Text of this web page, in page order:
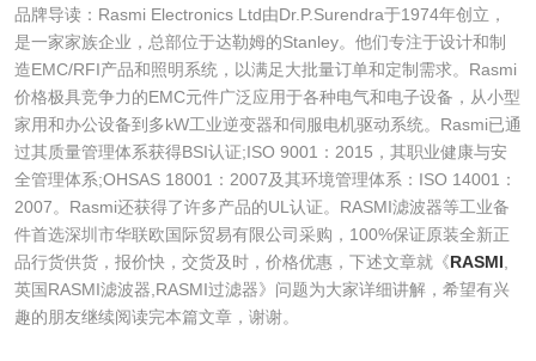
品牌导读：Rasmi Electronics Ltd由Dr.P.Surendra于1974年创立，
是一家家族企业，总部位于达勒姆的Stanley。他们专注于设计和制
造EMC/RFI产品和照明系统，以满足大批量订单和定制需求。Rasmi
价格极具竞争力的EMC元件广泛应用于各种电气和电子设备，从小型
家用和办公设备到多kW工业逆变器和伺服电机驱动系统。Rasmi已通
过其质量管理体系获得BSI认证;ISO 9001：2015，其职业健康与安
全管理体系;OHSAS 18001：2007及其环境管理体系：ISO 14001：
2007。Rasmi还获得了许多产品的UL认证。RASMI滤波器等工业备
件首选深圳市华联欧国际贸易有限公司采购，100%保证原装全新正
品行货供货，报价快，交货及时，价格优惠，下述文章就《RASMI
英国RASMI滤波器,RASMI过滤器》问题为大家详细讲解，希望有兴
趣的朋友继续阅读完本篇文章，谢谢。